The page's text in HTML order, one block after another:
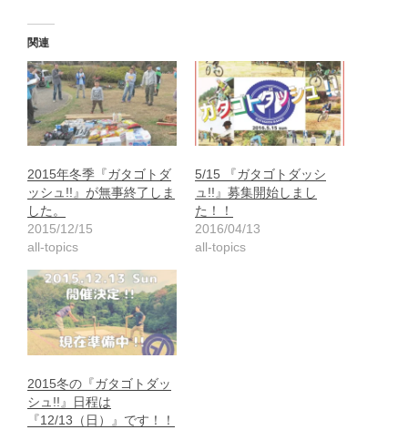
関連
2015年冬季『ガタゴトダ
ッシュ!!』が無事終了しま
した。
2015/12/15
all-topics
5/15 『ガタゴトダッシ
ュ!!』募集開始しまし
た！！
2016/04/13
all-topics
2015冬の『ガタゴトダッ
シュ!!』日程は
『12/13（日）』です！！